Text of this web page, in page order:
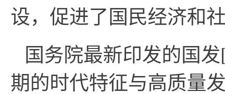
设，促进了国民经济和
国务院最新印发的国
期的时代特征与高质量